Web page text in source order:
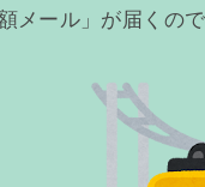
メール」が届くの